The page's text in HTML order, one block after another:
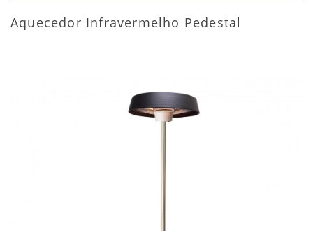
Aquecedor Infravermelho Pedestal